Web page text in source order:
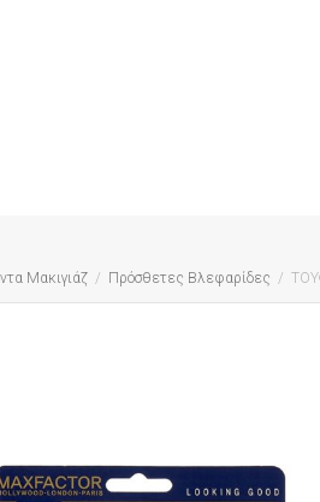
Μακιγιάζ Πρόσθετες Βλεφαρίδες